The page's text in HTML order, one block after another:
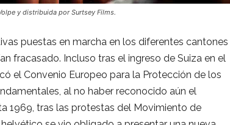
y distribuida por Surtsey Films.
puestas en marcha en los diferentes cantones
fracasado. Incluso tras el ingreso de Suiza en el
el Convenio Europeo para la Protección de los
al no haber reconocido aún el
1969, tras las protestas del Movimiento de